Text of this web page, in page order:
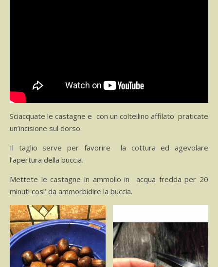
Sciacquate le castagne e con un coltellino affilato praticate
un’incisione sul dorso.
Il taglio serve per favorire la cottura ed agevolare
l’apertura della buccia.
Mettete le castagne in ammollo in acqua fredda per 20
minuti cosi’ da ammorbidire la buccia.